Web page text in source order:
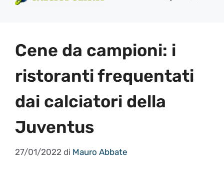
contenuto
Cene da campioni: i
ristoranti frequentati
dai calciatori della
Juventus
27/01/2022 di Mauro Abbate